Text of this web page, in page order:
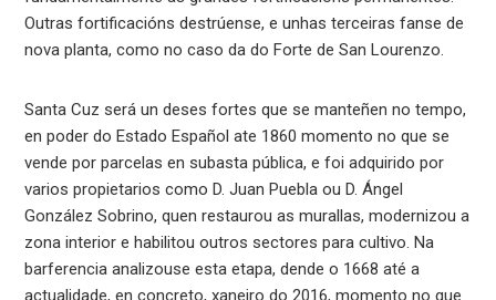
Outras fortificacións destrúense, e unhas terceiras fanse de
nova planta, como no caso da do Forte de San Lourenzo.
Santa Cuz será un deses fortes que se manteñen no tempo,
en poder do Estado Español ate 1860 momento no que se
vende por parcelas en subasta pública, e foi adquirido por
varios propietarios como D. Juan Puebla ou D. Ángel
González Sobrino, quen restaurou as murallas, modernizou a
zona interior e habilitou outros sectores para cultivo. Na
barferencia analizouse esta etapa, dende o 1668 até a
actualidade, en concreto, xaneiro do 2016, momento no que